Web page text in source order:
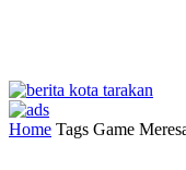
Home Tags Game